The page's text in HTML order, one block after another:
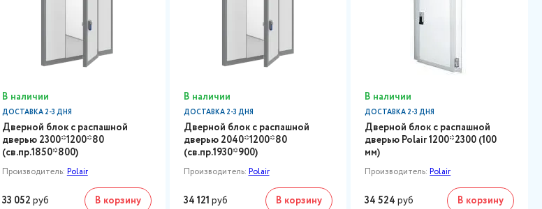
В наличии
ДОСТАВКА 2-3 ДНЯ
Дверной блок с распашной
дверью 2300*1200*80
(св.пр.1850*800)
Производитель: Polair
33 052 руб В корзину
В наличии
ДОСТАВКА 2-3 ДНЯ
Дверной блок с распашной
дверью 2040*1200*80
(св.пр.1930*900)
Производитель: Polair
34 121 руб В корзину
В наличии
ДОСТАВКА 2-3 ДНЯ
Дверной блок с распашной
дверью Polair 1200*2300 (100
мм)
Производитель:Polair
34 524 руб В корзину